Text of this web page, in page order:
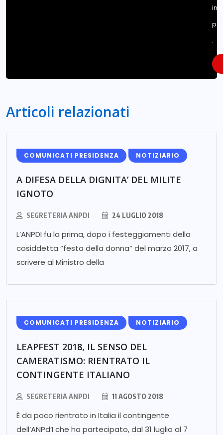
.
Articoli relazionati
COMUNICATI PRESIDENZA NOTIZIARIO
A DIFESA DELLA DIGNITA’ DEL MILITE
IGNOTO
SEGRETERIA ANPDI 24 LUGLIO 2018
L’ANPDI fu la prima, dopo i festeggiamenti della
cosiddetta “festa della donna” del marzo 2017, a
scrivere al Ministro della
COMUNICATI PRESIDENZA NOTIZIARIO
LEAPFEST 2018, IL SENSO DEL
CAMERATISMO: RIENTRATO IL
CONTINGENTE ITALIANO
SEGRETERIA ANPDI 11 AGOSTO 2018
È da poco rientrato in Italia il contingente
dell’ANPd’I che ha partecipato, dal 31 luglio al 7